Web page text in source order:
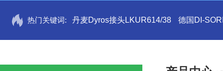
热门关键词: 丹麦Dyros接头LKUR614/38 德国DI-